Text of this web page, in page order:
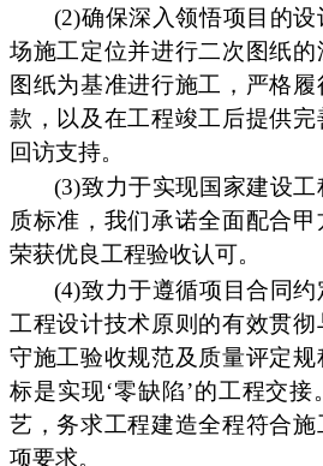
(2)确保深入领悟项目的
场施工定位并进行二次图纸
图纸为基准进行施工，严格
款，以及在工程竣工后提供
回访支持。
(3)致力于实现国家建设
质标准，我们承诺全面配合甲
荣获优良工程验收认可。
(4)致力于遵循项目合同
工程设计技术原则的有效贯
守施工验收规范及质量评定
标是实现‘零缺陷’的工程交
艺，务求工程建造全程符合
项要求。